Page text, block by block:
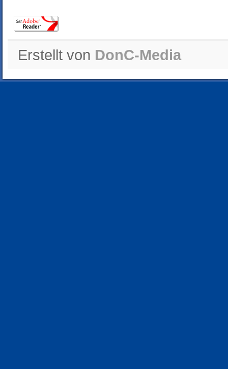
Erstellt von DonC-Media